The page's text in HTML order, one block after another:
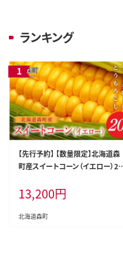
ランキング
【先行予約】 【数量限定】北海道森
町産スイートコーン（イエロー）20
順次お届け） とうもろこし トウモロ
コシ とうきび トウキビ 野菜 やさい
北海道 たっぷり 甘い 期間限定 ふ
13,200円
北海道森町